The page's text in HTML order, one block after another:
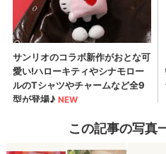
この記事の写真